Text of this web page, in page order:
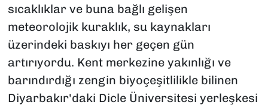
sıcaklıklar ve buna bağlı gelişen
meteorolojik kuraklık, su kaynakları
üzerindeki baskıyı her geçen gün
artırıyordu. Kent merkezine yakınlığı ve
barındırdığı zengin biyoçeşitlilikle bilinen
Diyarbakır'daki Dicle Üniversitesi yerleşkesi